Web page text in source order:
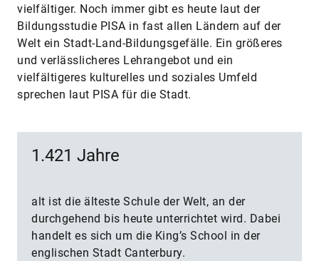
vielfältiger. Noch immer gibt es heute laut der
Bildungsstudie PISA in fast allen Ländern auf der
Welt ein Stadt-Land-Bildungsgefälle. Ein größeres
und verlässlicheres Lehrangebot und ein
vielfältigeres kulturelles und soziales Umfeld
sprechen laut PISA für die Stadt.
1.421 Jahre
alt ist die älteste Schule der Welt, an der
durchgehend bis heute unterrichtet wird. Dabei
handelt es sich um die King’s School in der
englischen Stadt Canterbury.